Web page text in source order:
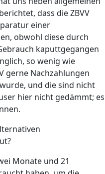
dass die ZBVV
einer
obwohl diese durch
kaputtgegangen
so wenig wie
gerne Nachzahlungen
und die sind nicht
hier nicht gedämmt; es
Monate und 21